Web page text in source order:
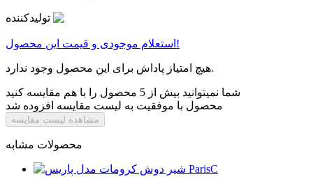
تولیدکننده
استعلام موجودی و قیمت این محصول!
هیچ امتیاز پاداش برای این محصول وجود ندارد.
شما نمیتوانید بیش از 5 محصول را با هم مقایسه کنید
محصول با موفقیت به لیست مقایسه افزوده شد
مشاهده لیست مقایسه
محصولات مشابه